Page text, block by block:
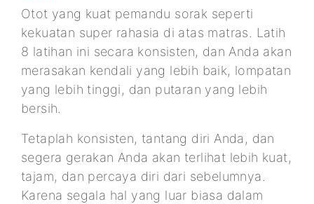
Otot yang kuat pemandu sorak seperti
kekuatan super rahasia di atas matras. Latih
8 latihan ini secara konsisten, dan Anda akan
merasakan kendali yang lebih baik, lompatan
yang lebih tinggi, dan putaran yang lebih
bersih.
Tetaplah konsisten, tantang diri Anda, dan
segera gerakan Anda akan terlihat lebih kuat,
tajam, dan percaya diri dari sebelumnya.
Karena segala hal yang luar biasa dalam